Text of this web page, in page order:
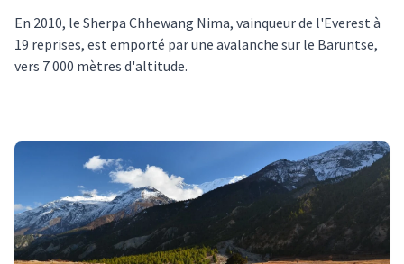
En 2010, le Sherpa Chhewang Nima, vainqueur de l'Everest à
19 reprises, est emporté par une avalanche sur le Baruntse,
vers 7 000 mètres d'altitude.